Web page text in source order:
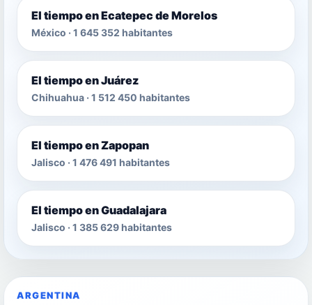
El tiempo en Ecatepec de Morelos
México · 1 645 352 habitantes
El tiempo en Juárez
Chihuahua · 1 512 450 habitantes
El tiempo en Zapopan
Jalisco · 1 476 491 habitantes
El tiempo en Guadalajara
Jalisco · 1 385 629 habitantes
ARGENTINA